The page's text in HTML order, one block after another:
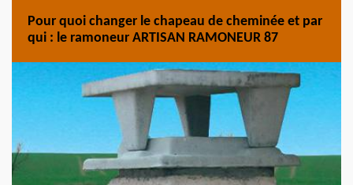
Pour quoi changer le chapeau de cheminée et par
qui : le ramoneur ARTISAN RAMONEUR 87